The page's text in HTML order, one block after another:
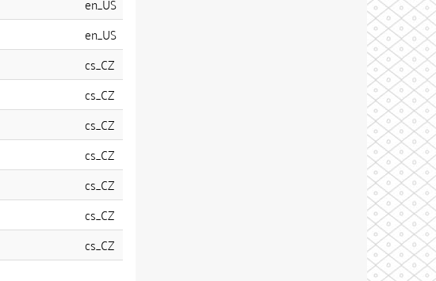
en_US
cs_CZ
cs_CZ
cs_CZ
cs_CZ
cs_CZ
cs_CZ
cs_CZ